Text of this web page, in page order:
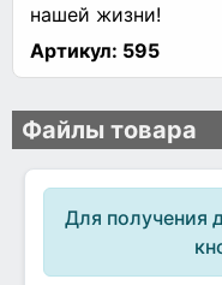
нашей жизни!
Артикул: 595
Файлы товара
Для получения